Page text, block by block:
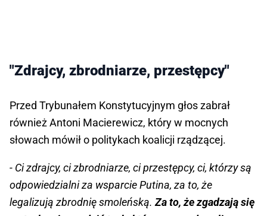
"Zdrajcy, zbrodniarze, przestępcy"
Przed Trybunałem Konstytucyjnym głos zabrał
również Antoni Macierewicz, który w mocnych
słowach mówił o politykach koalicji rządzącej.
- Ci zdrajcy, ci zbrodniarze, ci przestępcy, ci, którzy są
odpowiedzialni za wsparcie Putina, za to, że
legalizują zbrodnię smoleńską. Za to, że zgadzają się